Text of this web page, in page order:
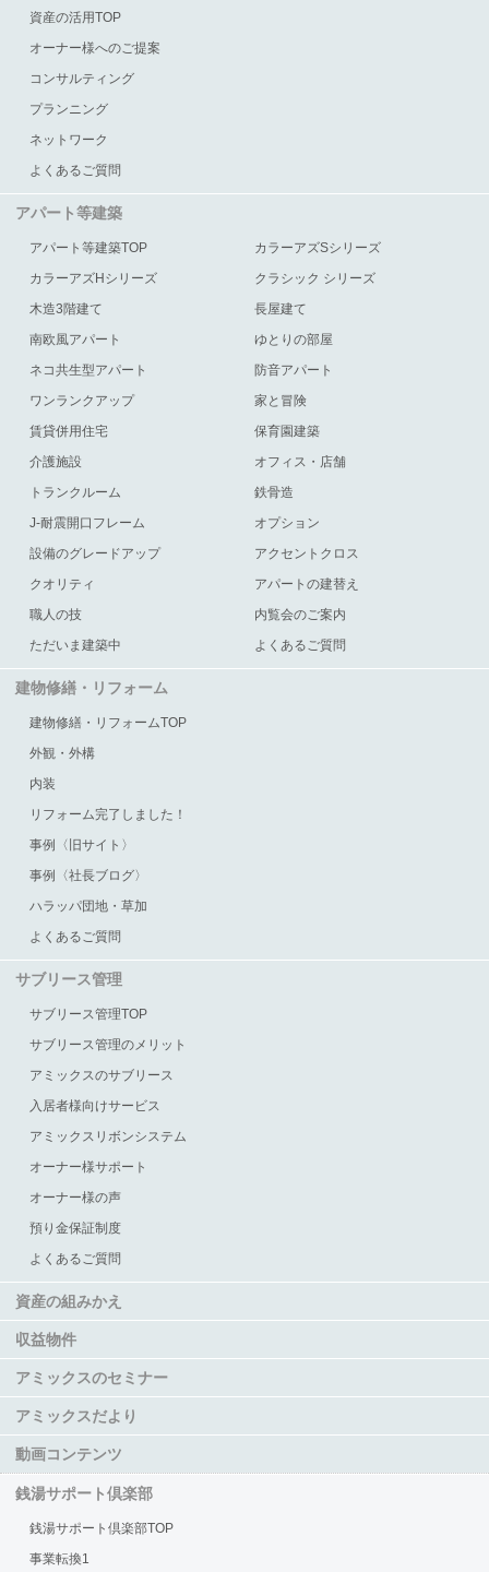
資産の活用TOP
オーナー様へのご提案
コンサルティング
プランニング
ネットワーク
よくあるご質問
アパート等建築
アパート等建築TOP
カラーアズSシリーズ
カラーアズHシリーズ
クラシック シリーズ
木造3階建て
長屋建て
南欧風アパート
ゆとりの部屋
ネコ共生型アパート
防音アパート
ワンランクアップ
家と冒険
賃貸併用住宅
保育園建築
介護施設
オフィス・店舗
トランクルーム
鉄骨造
J-耐震開口フレーム
オプション
設備のグレードアップ
アクセントクロス
クオリティ
アパートの建替え
職人の技
内覧会のご案内
ただいま建築中
よくあるご質問
建物修繕・リフォーム
建物修繕・リフォームTOP
外観・外構
内装
リフォーム完了しました！
事例〈旧サイト〉
事例〈社長ブログ〉
ハラッパ団地・草加
よくあるご質問
サブリース管理
サブリース管理TOP
サブリース管理のメリット
アミックスのサブリース
入居者様向けサービス
アミックスリボンシステム
オーナー様サポート
オーナー様の声
預り金保証制度
よくあるご質問
資産の組みかえ
収益物件
アミックスのセミナー
アミックスだより
動画コンテンツ
銭湯サポート倶楽部
銭湯サポート倶楽部TOP
事業転換1